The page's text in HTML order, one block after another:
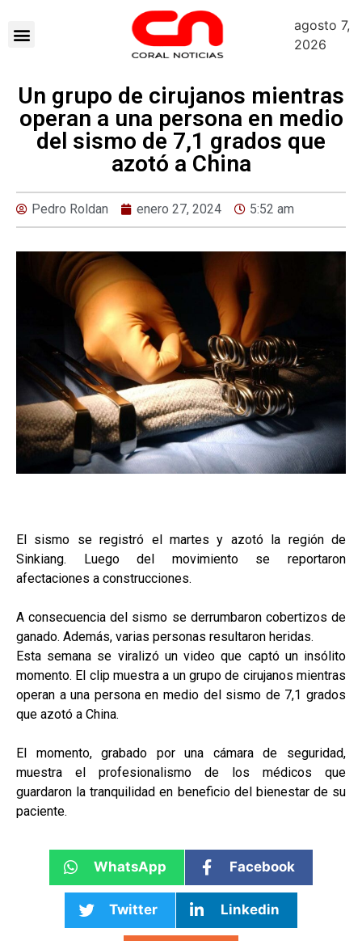
agosto 7,
2026
Un grupo de cirujanos mientras
operan a una persona en medio
del sismo de 7,1 grados que
azotó a China
Pedro Roldan enero 27, 2024 5:52 am
El sismo se registró el martes y azotó la región de
Sinkiang. Luego del movimiento se reportaron
afectaciones a construcciones.
A consecuencia del sismo se derrumbaron cobertizos de
ganado. Además, varias personas resultaron heridas.
Esta semana se viralizó un video que captó un insólito
momento. El clip muestra a un grupo de cirujanos mientras
operan a una persona en medio del sismo de 7,1 grados
que azotó a China.
El momento, grabado por una cámara de seguridad,
muestra el profesionalismo de los médicos que
guardaron la tranquilidad en beneficio del bienestar de su
paciente.
WhatsApp Facebook
Twitter Linkedin